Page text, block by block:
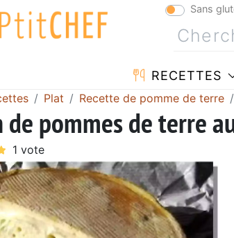
Sans
RECETTES
Plat Recette de pomme de terre
de pommes de terre